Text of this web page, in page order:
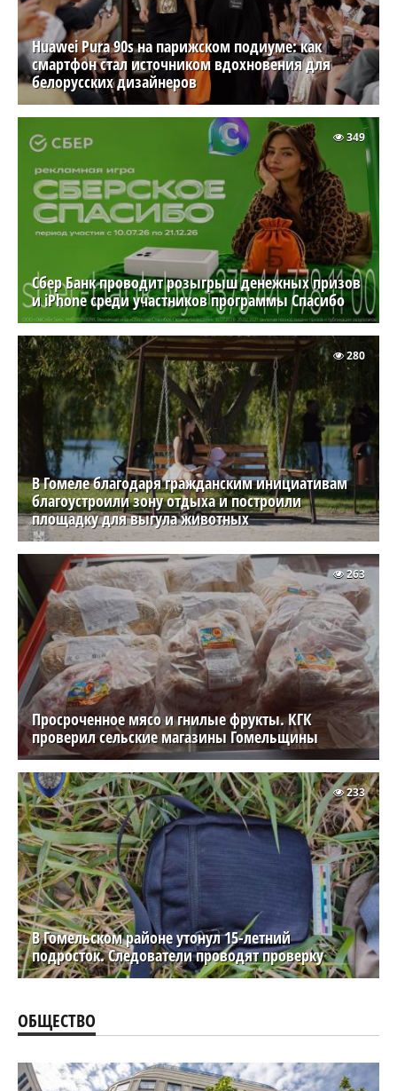
Huawei Pura 90s на парижском подиуме: как
смартфон стал источником вдохновения для
белорусских дизайнеров
Сбер Банк проводит розыгрыш денежных призов
и iPhone среди участников программы Спасибо
349
В Гомеле благодаря гражданским инициативам
благоустроили зону отдыха и построили
площадку для выгула животных
280
Просроченное мясо и гнилые фрукты. КГК
проверил сельские магазины Гомельщины
263
В Гомельском районе утонул 15-летний
подросток. Следователи проводят проверку
233
ОБЩЕСТВО